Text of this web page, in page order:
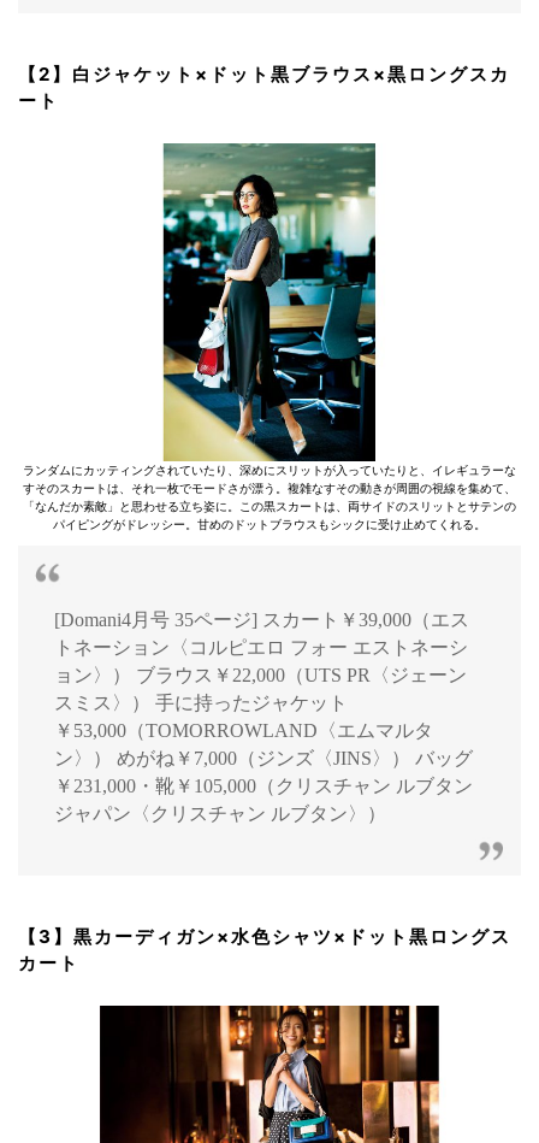
【2】白ジャケット×ドット黒ブラウス×黒ロングスカ
ート
ランダムにカッティングされていたり、深めにスリットが入っていたりと、イレギュラーな
すそのスカートは、それ一枚でモードさが漂う。複雑なすその動きが周囲の視線を集めて、
「なんだか素敵」と思わせる立ち姿に。この黒スカートは、両サイドのスリットとサテンの
パイピングがドレッシー。甘めのドットブラウスもシックに受け止めてくれる。
[Domani4月号 35ページ] スカート￥39,000（エス
トネーション〈コルピエロ フォー エストネーシ
ョン〉） ブラウス￥22,000（UTS PR〈ジェーン
スミス〉） 手に持ったジャケット
￥53,000（TOMORROWLAND〈エムマルタ
ン〉） めがね￥7,000（ジンズ〈JINS〉） バッグ
￥231,000・靴￥105,000（クリスチャン ルブタン
ジャパン〈クリスチャン ルブタン〉）
【3】黒カーディガン×水色シャツ×ドット黒ロングス
カート